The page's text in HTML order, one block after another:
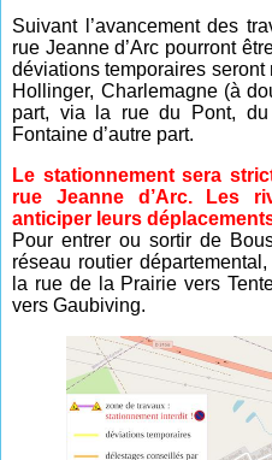
Suivant l’avancement des
rue Jeanne d’Arc pourront
déviations temporaires
Hollinger, Charlemagne (à
part, via la rue du Pont,
Fontaine d’autre part.
Le stationnement sera
rue Jeanne d’Arc. Les
anticiper leurs
Pour entrer ou sortir de
réseau routier
la rue de la Prairie vers
vers Gaubiving.